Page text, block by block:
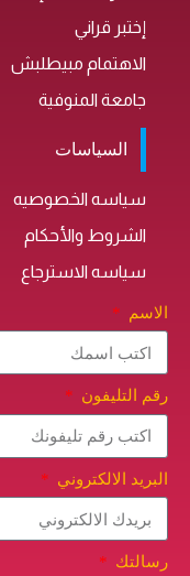
إختبر قراني
الاهتمام مبيطلبش
جامعة المنوفية
السياسات
سياسه الخصوصيه
الشروط والأحكام
سياسه الاسترجاع
الاسم
رقم التليفون
البريد الالكتروني
رسالتك